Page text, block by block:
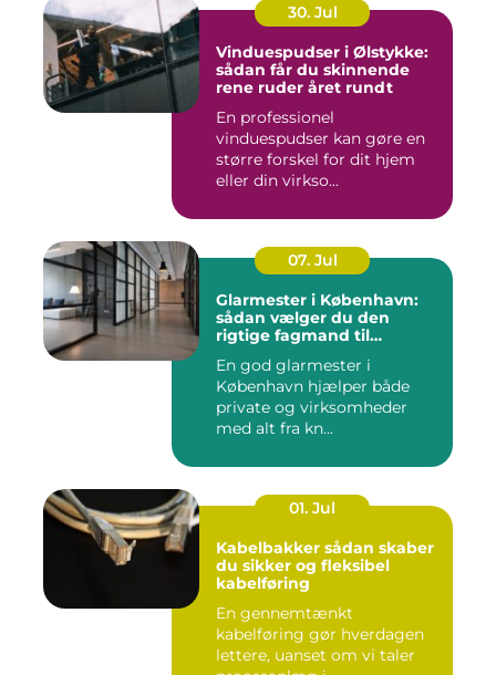
30. Jul
Vinduespudser i Ølstykke:
sådan får du skinnende
rene ruder året rundt
En professionel
vinduespudser kan gøre en
større forskel for dit hjem
eller din virkso...
07. Jul
Glarmester i København:
sådan vælger du den
rigtige fagmand til
En god glarmester i
København hjælper både
private og virksomheder
med alt fra kn...
01. Jul
Kabelbakker sådan skaber
du sikker og fleksibel
kabelføring
En gennemtænkt
kabelføring gør hverdagen
lettere, uanset om vi taler